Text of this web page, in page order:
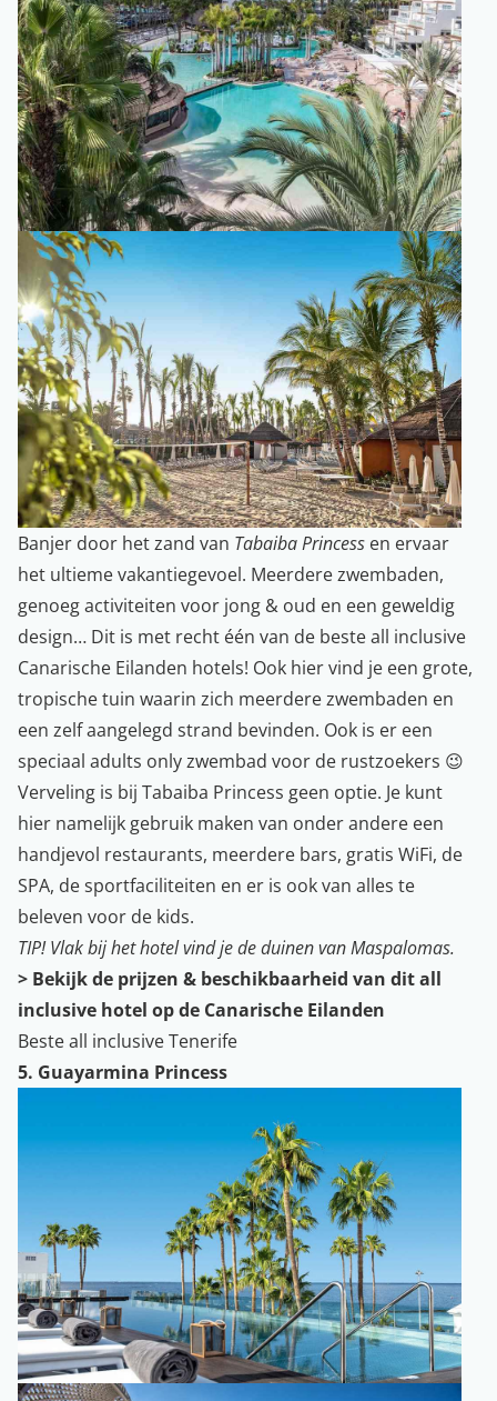
Banjer door het zand van Tabaiba Princess en ervaar
het ultieme vakantiegevoel. Meerdere zwembaden,
genoeg activiteiten voor jong & oud en een geweldig
design… Dit is met recht één van de beste all inclusive
Canarische Eilanden hotels! Ook hier vind je een grote,
tropische tuin waarin zich meerdere zwembaden en
een zelf aangelegd strand bevinden. Ook is er een
speciaal adults only zwembad voor de rustzoekers 😉
Verveling is bij Tabaiba Princess geen optie. Je kunt
hier namelijk gebruik maken van onder andere een
handjevol restaurants, meerdere bars, gratis WiFi, de
SPA, de sportfaciliteiten en er is ook van alles te
beleven voor de kids.
TIP! Vlak bij het hotel vind je de duinen van Maspalomas.
> Bekijk de prijzen & beschikbaarheid van dit all
inclusive hotel op de Canarische Eilanden
Beste all inclusive Tenerife
5. Guayarmina Princess